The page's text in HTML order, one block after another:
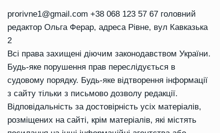
prorivne1@gmail.com +38 068 123 57 67 головний
редактор Ольга Ферар, адреса Рівне, вул Кавказька
2
Всі права захищені діючим законодавством України.
Будь-яке порушення прав переслідується в
судовому порядку. Будь-яке відтворення інформації
з сайту тільки з письмово дозволу редакції.
Відповідальність за достовірність усіх матеріалів,
розміщених на сайті, крім матеріалів, які містять